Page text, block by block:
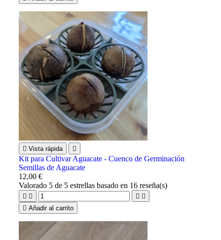
 Vista rápida 
Kit para Cultivar Aguacate - Cuenco de Germinación
Semillas de Aguacate
12,00 €
Valorado 5 de 5 estrellas basado en 16 reseña(s)
   
 Añadir al carrito